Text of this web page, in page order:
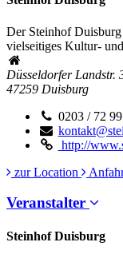
Der Steinhof
vielseitiges Kultur-
Düsseldorfer Landstr.
47259 Duisburg
0203 / 72
http://
zur Location
Veranstalter
Steinhof Duisburg